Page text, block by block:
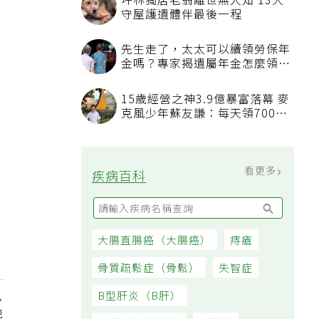
最新文章 看更多
不必忍餓也能減肥！補充2類食
飽飽的」
想延緩老化不必花大錢吃保健品
研究：超市都買得到的1便宜食
品就可以